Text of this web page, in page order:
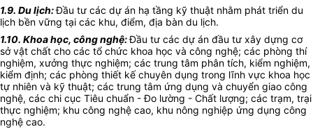
1.9. Du lịch:Đầu tư các dự án hạ tầng kỹ thuật nhằm phát triển du
lịch bền vững tại các khu, điểm, địa bàn du lịch.
1.10. Khoa học, công nghệ:Đầu tư các dự án đầu tư xây dựng cơ
sở vật chất cho các tổ chức khoa học và công nghệ; các phòng thí
nghiệm, xưởng thực nghiệm; các trung tâm phân tích, kiểm nghiệm,
kiểm định; các phòng thiết kế chuyên dụng trong lĩnh vực khoa học
tự nhiên và kỹ thuật; các trung tâm ứng dụng và chuyển giao công
nghệ, các chi cục Tiêu chuẩn - Đo lường - Chất lượng; các trạm, trại
thực nghiệm; khu công nghệ cao, khu nông nghiệp ứng dụng công
nghệ cao.